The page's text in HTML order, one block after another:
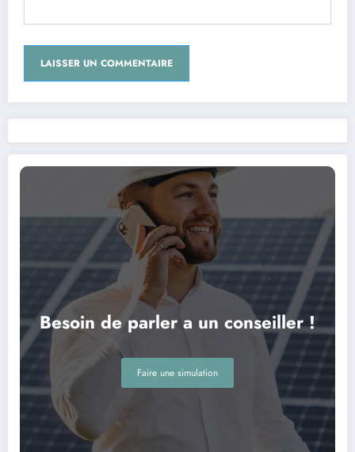
Besoin de parler a un conseiller !
Faire une simulation